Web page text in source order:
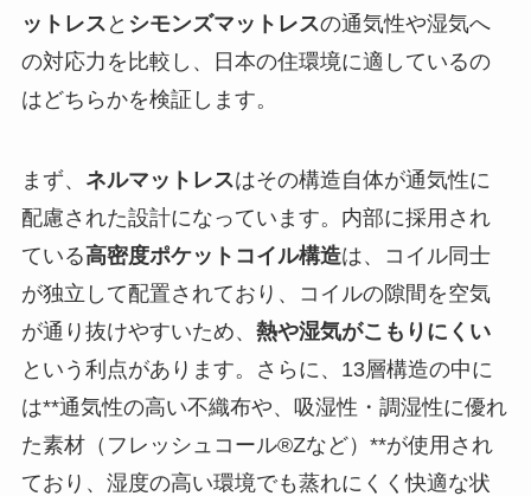
ットレス と シモンズマットレスの通気性や湿気へ
の対応力を比較し、日本の住環境に適しているの
はどちらかを検証します。
まず、 ネルマットレスはその構造自体が通気性に
配慮された設計になっています。内部に採用され
ている高密度ポケットコイル構造は、コイル同士
が独立して配置されており、コイルの隙間を空気
が通り抜けやすいため、 熱や湿気がこもりにくい
という利点があります。さらに、13層構造の中に
は**通気性の高い不織布や、吸湿性・調湿性に優れ
た素材（フレッシュコール®Zなど）**が使用され
ており、湿度の高い環境でも蒸れにくく快適な状